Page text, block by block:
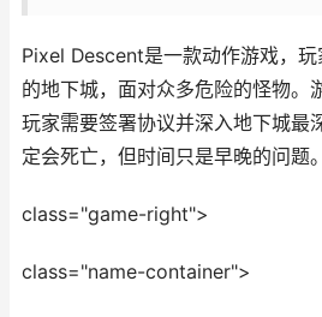
Pixel Descent是一款动作游戏，
的地下城，面对众多危险的怪物。
玩家需要签署协议并深入地下城最
定会死亡，但时间只是早晚的问题。
class="game-right">
class="name-container">